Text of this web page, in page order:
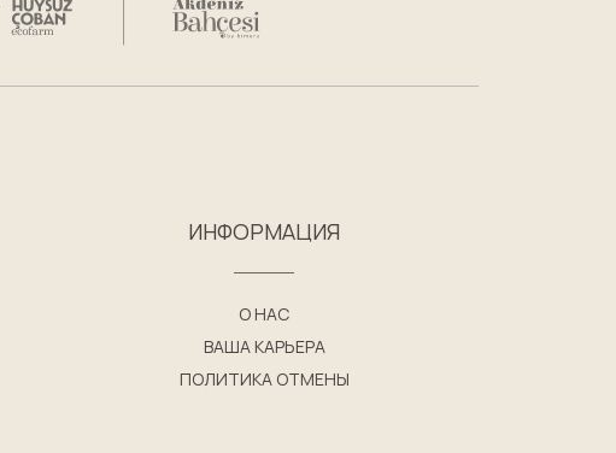
ИНФОРМАЦИЯ
О НАС
ВАША КАРЬЕРА
ПОЛИТИКА ОТМЕНЫ